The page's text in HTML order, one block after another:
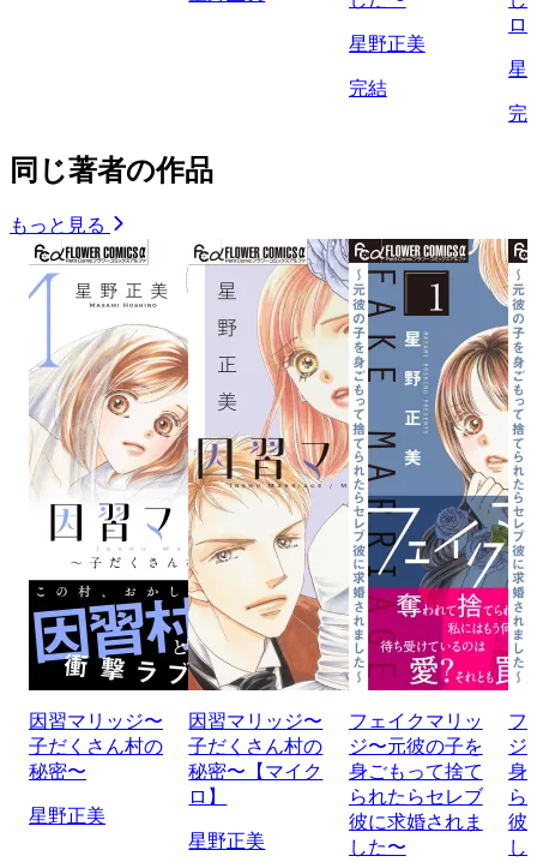
星野正美
完結
ロ
星
完
同じ著者の作品
もっと見る
因習マリッジ〜
子だくさん村の
秘密〜
星野正美
因習マリッジ〜
子だくさん村の
秘密〜【マイク
ロ】
星野正美
フェイクマリッ
ジ〜元彼の子を
身ごもって捨て
られたらセレブ
彼に求婚されま
した〜
フ
ジ
身
ら
彼
し